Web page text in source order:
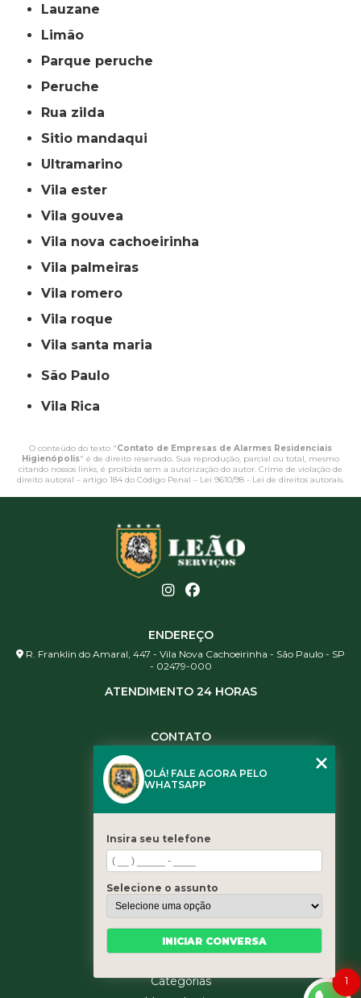
lauzane
limão
parque peruche
peruche
rua zilda
sitio mandaqui
ultramarino
vila ester
vila gouvea
vila nova cachoeirinha
vila palmeiras
vila romero
vila roque
vila santa maria
São Paulo
Vila Rica
O conteúdo do texto "Contato de Empresas de Alarmes Residenciais
Higienópolis" é de direito reservado. Sua reprodução, parcial ou total, mesmo
citando nossos links, é proibida sem a autorização do autor. Crime de violação de
direito autoral – artigo 184 do Código Penal – Lei 9610/98 - Lei de direitos autorais.
ENDEREÇO
R. Franklin do Amaral, 447 - Vila Nova Cachoeirinha - São Paulo - SP
- 02479-000
ATENDIMENTO 24 HORAS
CONTATO
(11) 3461-5871
contato@leaoservicos.com.br
Home
Quem somos
Serviços
Blog
Categorias
1
OLÁ! FALE AGORA PELO
WHATSAPP
Insira seu telefone
Selecione o assunto
INICIAR CONVERSA